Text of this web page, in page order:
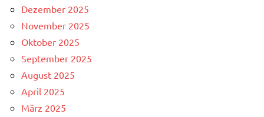
Dezember 2025
November 2025
Oktober 2025
September 2025
August 2025
April 2025
März 2025